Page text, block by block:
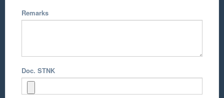
Remarks
Doc. STNK